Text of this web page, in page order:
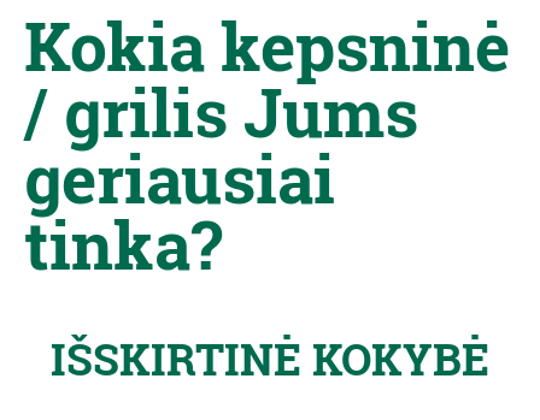
Kokia kepsninė
/ grilis Jums
geriausiai
tinka?
IŠSKIRTINĖ KOKYBĖ